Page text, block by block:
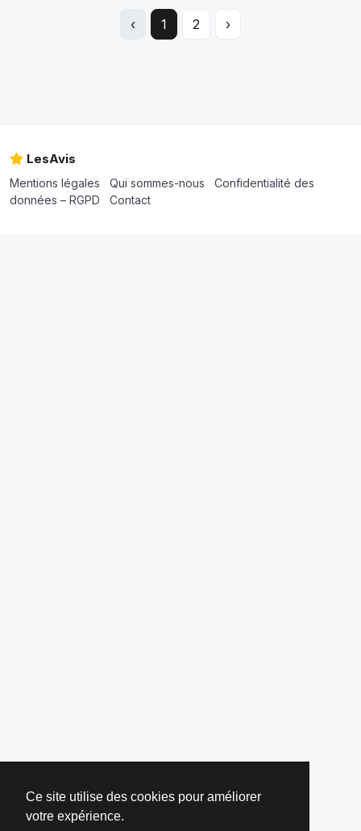
Ce site utilise des cookies pour améliorer
votre expérience.
‹ 1 2 ›
LesAvis
Mentions légales Qui sommes-nous
Confidentialité des
données – RGPD
Contact